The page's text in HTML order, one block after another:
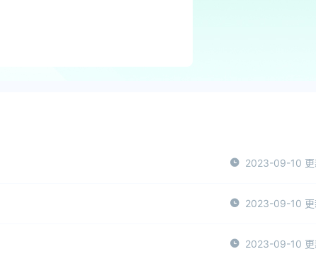
2023-09-10 更
2023-09-10 更
2023-09-10 更